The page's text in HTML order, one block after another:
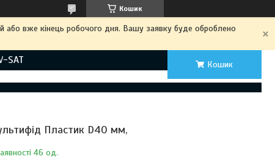
Кошик
або вже кінець робочого дня. Вашу заявку буде оброблено
SAT Кошик
Пластик D40 мм,
46 од.